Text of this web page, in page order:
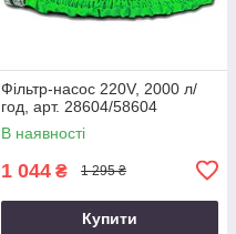
Фільтр-насос 220V, 2000 л/
год, арт. 28604/58604
В наявності
1 044 ₴ 1 295 ₴
Купити